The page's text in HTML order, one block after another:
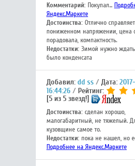
Комментарий:Покупал...
Яндекс.Маркете
Достоинства:Отлично
пониженном напряжении, цена
порадовала, компактность.
Недостатки:Зимой нужно
было конденсата
Добавил: dd ss Дата:
16:44:26
Рейтинг:
[5 из 5 звезд!]
Достоинства:сделан хорошо,
малогабаритный, не тяжелый.
кузовщине самое то.
Недостатки:пока не нашел, но
Подробнее на Яндекс.Маркете